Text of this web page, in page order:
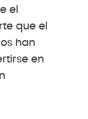
el
que el
han
en